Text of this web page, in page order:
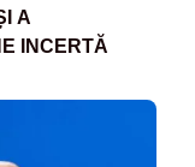
A
INCERTĂ